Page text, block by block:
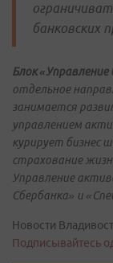
банковских
Блок
отдельное
занимается
управлением
курирует бизнес
страхование
Управление
Сбербанка» и
Новости
Подписывайтесь